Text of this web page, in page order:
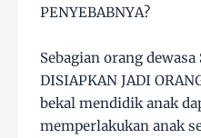
PENYEBABNYA?
Sebagian orang
DISIAPKAN JADI
bekal mendidik anak
memperlakukan anak